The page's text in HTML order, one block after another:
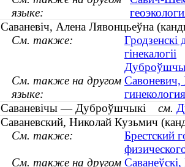
языке:
Саваневіч, Алена Лявонцьеўна
См. также:
Гродзенскі
гінекалогіі
См. также на другом
языке:
Савоневич,
Саваневічы — Дуброўшчыкі см.
Саваневский, Николай Кузьмич
См. также:
Брестский
См. также на другом